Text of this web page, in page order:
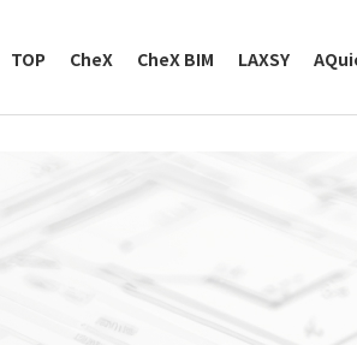
TOP CheX CheX BIM LAXSY